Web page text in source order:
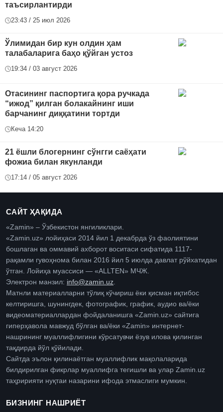
таъсирлантирди
23:43 / 25 июл 2026
Ўлимидан бир кун олдин ҳам
талабаларига баҳо қўйган устоз
19:34 / 03 август 2026
Отасининг паспортига қора ручкада
“ижод” қилган болакайнинг иши
барчанинг диққатини тортди
Кеча 14:20
21 ёшли блогернинг сўнгги саёҳати
фожиа билан якунланди
17:14 / 05 август 2026
САЙТ ҲАҚИДА
«Zamin» – Ўзбекистон янгиликлари.
«Zamin.uz» лойиҳаси 2014 йил 1 декабрда ўз фаолиятини
бошлаган ва оммавий ахборот воситаси сифатида 1117-
рақамли гувоҳнома билан 2016 йил 5 июлда давлат рўйхатидан
ўтган. Лойиҳа муассиси — «ALLTEN» МЧЖ.
Электрон манзил: info@zamin.uz.
Матнли материалларни тўлиқ кўчириш ёки қисман иқтибос
келтиришга, шунингдек, фотографик, график, аудио ва/ёки
видеоматериаллардан фойдаланишга «Zamin.uz» сайтига
гиперҳавола мавжуд бўлган ва/ёки «Zamin» интернет-
нашрининг муаллифлигини кўрсатувчи ёзув илова қилинган
тақдирда йўл қўйилади.
Сайтда эълон қилинаётган муаллифлик мақолаларида
билдирилган фикрлар муаллифга тегишли ва улар Zamin.uz
таҳририяти нуқтаи назарини ифода этмаслиги мумкин.
БИЗНИНГ НАШРИЁТ